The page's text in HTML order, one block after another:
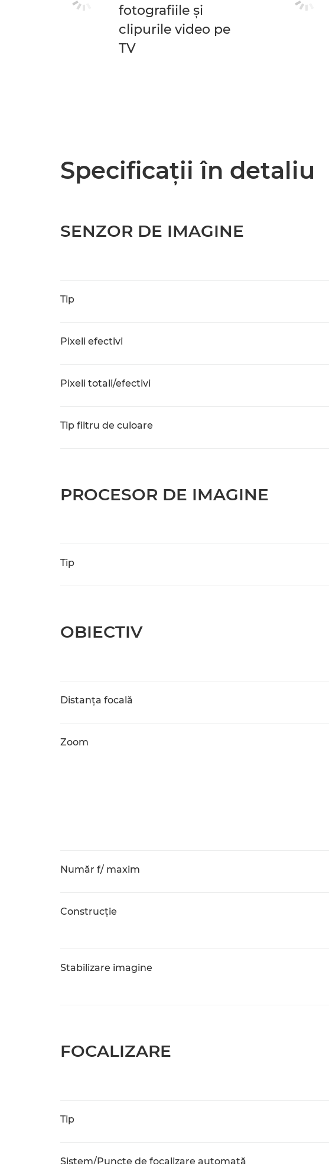
fotografiile şi
clipurile video pe
TV
Specificaţii în detaliu
SENZOR DE IMAGINE
Tip
Pixeli efectivi
Pixeli totali/efectivi
Tip filtru de culoare
PROCESOR DE IMAGINE
Tip
OBIECTIV
Distanţa focală
Zoom
Număr f/ maxim
Construcţie
Stabilizare imagine
FOCALIZARE
Tip
Sistem/Puncte de focalizare automată